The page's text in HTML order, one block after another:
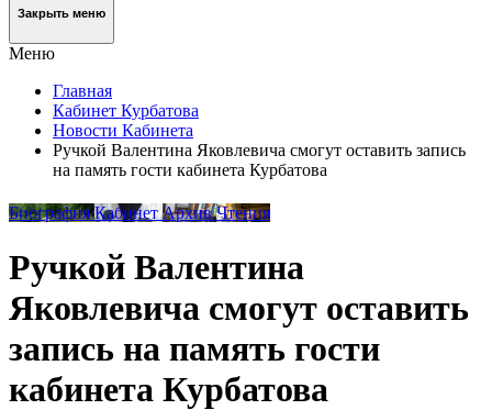
Закрыть меню
Меню
Главная
Кабинет Курбатова
Новости Кабинета
Ручкой Валентина Яковлевича смогут оставить запись
на память гости кабинета Курбатова
БиографияКабинетАрхивЧтения
Ручкой Валентина
Яковлевича смогут оставить
запись на память гости
кабинета Курбатова